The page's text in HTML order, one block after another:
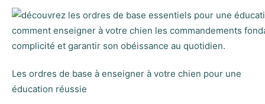
Les ordres de base à enseigner à votre chien pour une
éducation réussie